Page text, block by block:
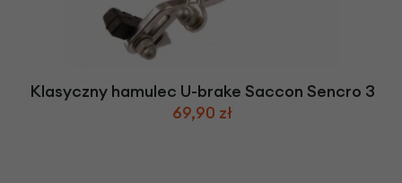
Klasyczny hamulec U-brake Saccon Sencro 3
69,90 zł